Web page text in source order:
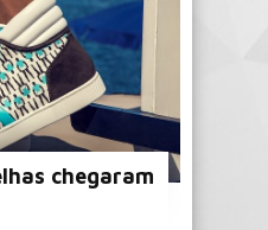
chegaram